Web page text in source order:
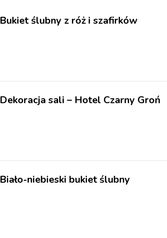
Bukiet ślubny z róż i szafirków
Dekoracja sali – Hotel Czarny Groń
Biało-niebieski bukiet ślubny